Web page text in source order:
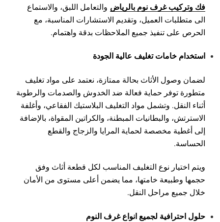
فك وتركيب غرف نوم بالرياض والتعامل اللبق، والاستماع
الى متطلبات العميل، وتقديم الاستشارات المناسبة، مع
الحرص على تنفيذ جميع الملاحظات بدقة واهتمام.
استخدام خامات تغليف عالية الجودة
لضمان وصول الأثاث بحالة ممتازة، نعتمد على مواد تغليف
متطورة توفر حماية فعالة ضد الخدوش والصدمات والرطوبة
أثناء النقل. وتشمل مواد التغليف البلاستيك الفقاعي، وأغلفة
الاسترتش، والبطانيات المبطنة، والكراتين المقواة، بالإضافة
إلى أغطية مخصصة لحماية المرايا والزجاج والقطع
الحساسة.
ويتم اختيار نوع التغليف المناسب لكل قطعة أثاث وفق
حجمها وطبيعة خامتها، مما يضمن أعلى مستوى من الأمان
خلال جميع مراحل النقل.
حلول احترافية لجميع انواع غرف النوم